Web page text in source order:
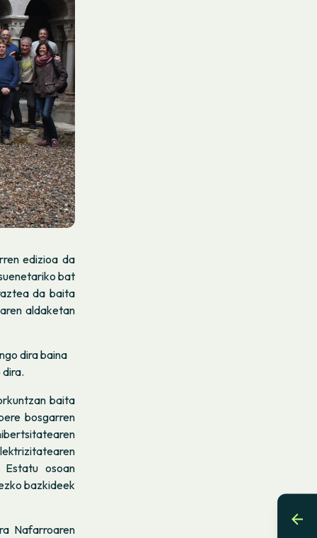
edizioa da
bat
da baita
aldaketan
dira baina
baita
bosgarren
osoan
bazkideek
Nafarroaren